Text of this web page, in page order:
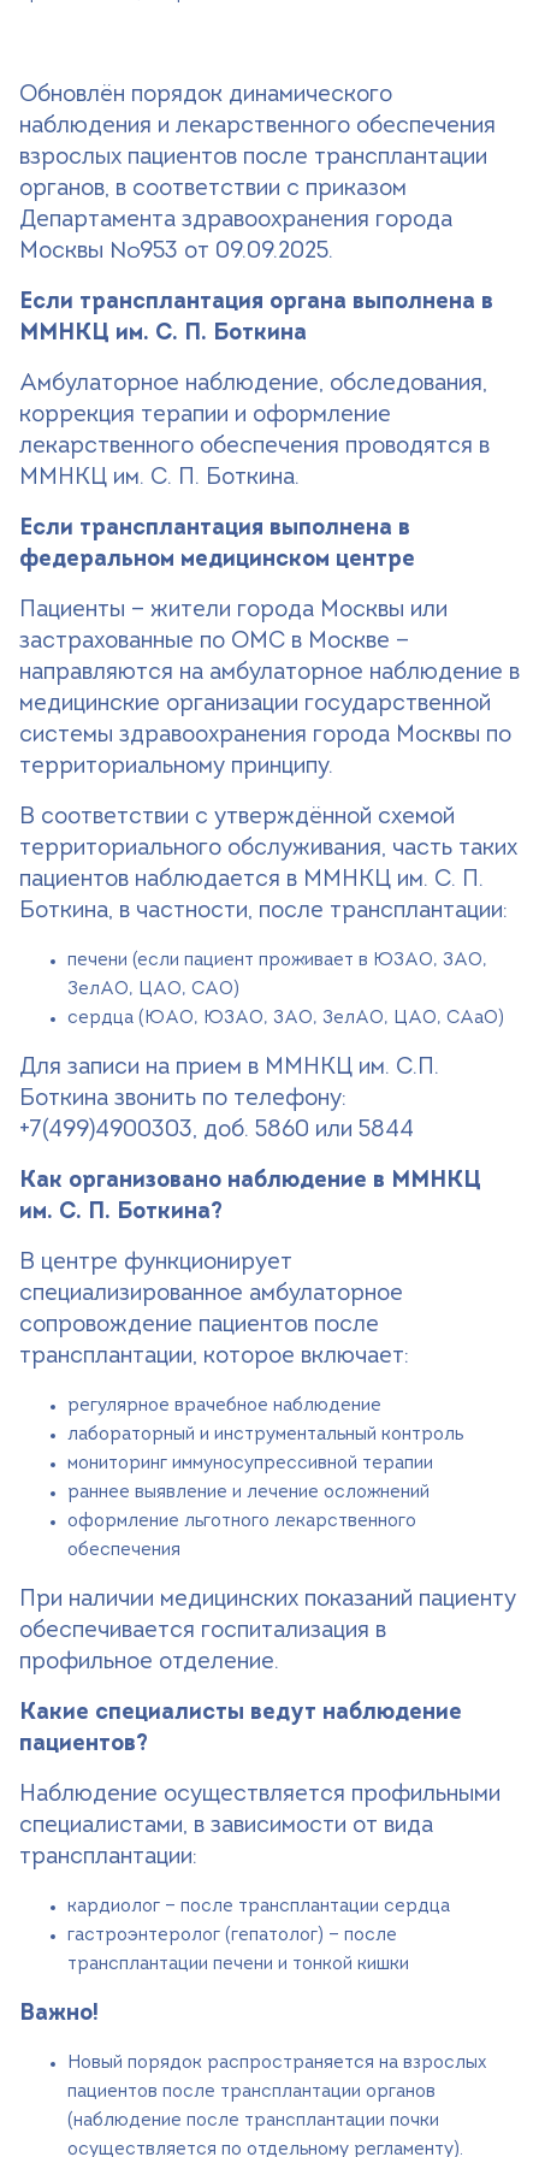
Записаться на прием
Обновлён порядок динамического
наблюдения и лекарственного обеспечения
взрослых пациентов после трансплантации
органов, в соответствии с приказом
Департамента здравоохранения города
Москвы №953 от 09.09.2025.
Если трансплантация органа выполнена в
ММНКЦ им. С. П. Боткина
Амбулаторное наблюдение, обследования,
коррекция терапии и оформление
лекарственного обеспечения проводятся в
ММНКЦ им. С. П. Боткина.
Если трансплантация выполнена в
федеральном медицинском центре
Пациенты — жители города Москвы или
застрахованные по ОМС в Москве —
направляются на амбулаторное наблюдение в
медицинские организации государственной
системы здравоохранения города Москвы по
территориальному принципу.
В соответствии с утверждённой схемой
территориального обслуживания, часть таких
пациентов наблюдается в ММНКЦ им. С. П.
Боткина, в частности, после трансплантации:
печени (если пациент проживает в ЮЗАО, ЗАО,
ЗелАО, ЦАО, САО)
сердца (ЮАО, ЮЗАО, ЗАО, ЗелАО, ЦАО, САaО)
Для записи на прием в ММНКЦ им. С.П.
Боткина звонить по телефону:
+7(499)4900303, доб. 5860 или 5844
Как организовано наблюдение в ММНКЦ
им. С. П. Боткина?
В центре функционирует
специализированное амбулаторное
сопровождение пациентов после
трансплантации, которое включает:
регулярное врачебное наблюдение
лабораторный и инструментальный контроль
мониторинг иммуносупрессивной терапии
раннее выявление и лечение осложнений
оформление льготного лекарственного
обеспечения
При наличии медицинских показаний пациенту
обеспечивается госпитализация в
профильное отделение.
Какие специалисты ведут наблюдение
пациентов?
Наблюдение осуществляется профильными
специалистами, в зависимости от вида
трансплантации:
кардиолог — после трансплантации сердца
гастроэнтеролог (гепатолог) — после
трансплантации печени и тонкой кишки
Важно!
Новый порядок распространяется на взрослых
пациентов после трансплантации органов
(наблюдение после трансплантации почки
осуществляется по отдельному регламенту).